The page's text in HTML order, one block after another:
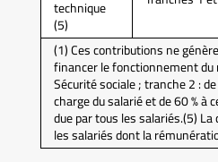
technique
(5)
(1) Ces contributions ne
financer le fonctionnement du
Sécurité sociale ; tranche 2 :
charge du salarié et de 60 % à
due par tous les salariés.(5)
les salariés dont la